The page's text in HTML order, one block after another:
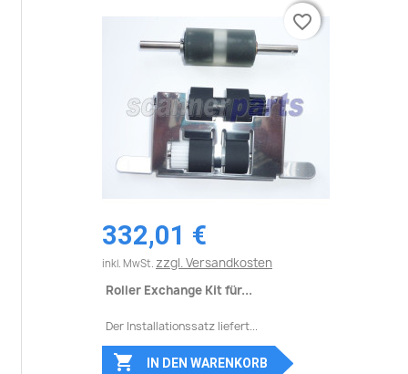
332,01 €
inkl. MwSt. zzgl. Versandkosten
Roller Exchange Kit für...
Der Installationssatz liefert...
favorite_border
 IN DEN WARENKORB
favorite_border